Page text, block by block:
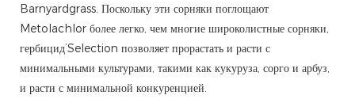
Barnyardgrass. Поскольку эти сорняки поглощают
Metolachlor более легко, чем многие широколистные сорняки,
гербицид’Selection позволяет прорастать и расти с
минимальными культурами, такими как кукуруза, сорго и арбуз,
и расти с минимальной конкуренцией.